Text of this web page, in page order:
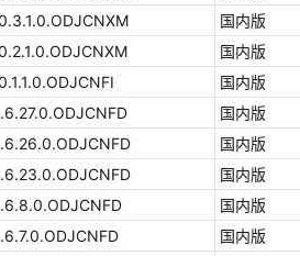
国内版
国内版
国内版
国内版
国内版
国内版
国内版
国内版